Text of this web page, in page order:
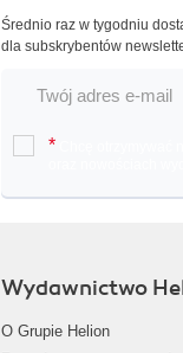
Średnio raz w tygodniu
dla subskrybentów
*
Wydawnictwo
O Grupie Helion